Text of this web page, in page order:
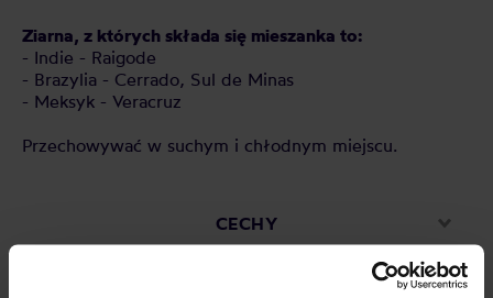
Ziarna, z których składa się mieszanka to:
- Indie - Raigode
- Brazylia - Cerrado, Sul de Minas
- Meksyk - Veracruz
Przechowywać w suchym i chłodnym miejscu.
CECHY